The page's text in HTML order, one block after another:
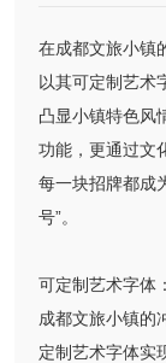
在成都文旅小镇
以其可定制艺术
凸显小镇特色风
功能，更通过文
每一块招牌都成
号”。
可定制艺术字体
成都文旅小镇的
定制艺术字体实